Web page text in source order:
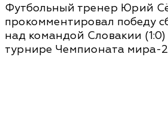
Футбольный тренер Юрий
прокомментировал победу
над командой Словакии
турнире Чемпионата мира-